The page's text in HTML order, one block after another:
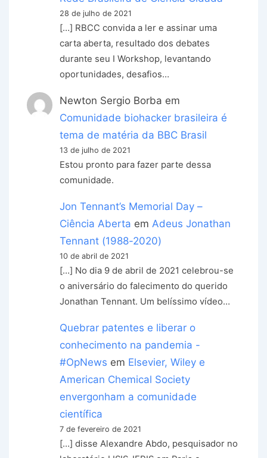
28 de julho de 2021
[…] RBCC convida a ler e assinar uma
carta aberta, resultado dos debates
durante seu I Workshop, levantando
oportunidades, desafios…
Newton Sergio Borba em
Comunidade biohacker brasileira é
tema de matéria da BBC Brasil
13 de julho de 2021
Estou pronto para fazer parte dessa
comunidade.
Jon Tennant’s Memorial Day –
Ciência Aberta emAdeus Jonathan
Tennant (1988-2020)
10 de abril de 2021
[…] No dia 9 de abril de 2021 celebrou-se
o aniversário do falecimento do querido
Jonathan Tennant. Um belíssimo vídeo…
Quebrar patentes e liberar o
conhecimento na pandemia -
#OpNews em Elsevier, Wiley e
American Chemical Society
envergonham a comunidade
científica
7 de fevereiro de 2021
[…] disse Alexandre Abdo, pesquisador no